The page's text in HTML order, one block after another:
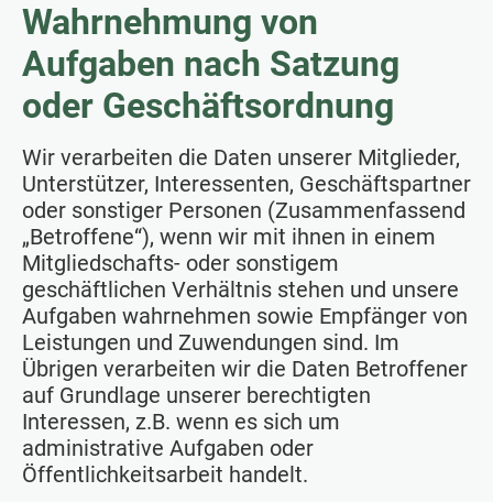
Wahrnehmung von
Aufgaben nach Satzung
oder Geschäftsordnung
Wir verarbeiten die Daten unserer Mitglieder,
Unterstützer, Interessenten, Geschäftspartner
oder sonstiger Personen (Zusammenfassend
„Betroffene“), wenn wir mit ihnen in einem
Mitgliedschafts- oder sonstigem
geschäftlichen Verhältnis stehen und unsere
Aufgaben wahrnehmen sowie Empfänger von
Leistungen und Zuwendungen sind. Im
Übrigen verarbeiten wir die Daten Betroffener
auf Grundlage unserer berechtigten
Interessen, z.B. wenn es sich um
administrative Aufgaben oder
Öffentlichkeitsarbeit handelt.